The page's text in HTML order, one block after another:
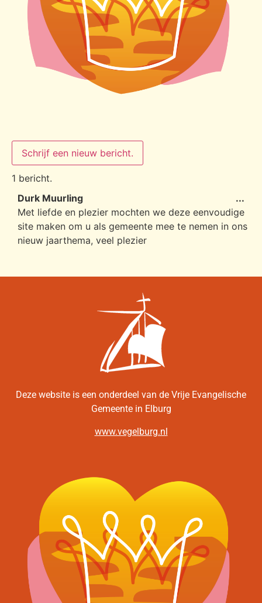
1 bericht.
Durk Muurling
Met liefde en plezier mochten we deze eenvoudige
site maken om u als gemeente mee te nemen in ons
nieuw jaarthema, veel plezier
...
Deze website is een onderdeel van de Vrije Evangelische
Gemeente in Elburg
www.vegelburg.nl